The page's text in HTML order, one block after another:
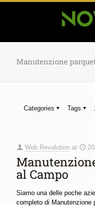
Manutenzione
Categories Tags
Web Revolution at
al Campo
Siamo una delle poche
completo di Manutenzione